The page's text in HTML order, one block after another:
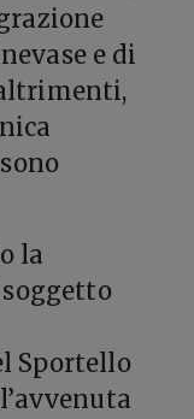
e di
la
Sportello